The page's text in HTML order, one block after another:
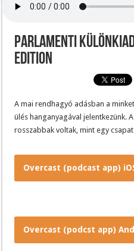
Parlamenti
edition
A mai rendhagyó adásban a
ülés hanganyagával jelentkezünk.
rosszabbak voltak, mint egy
Overcast (podcast app)
Overcast (podcst app)